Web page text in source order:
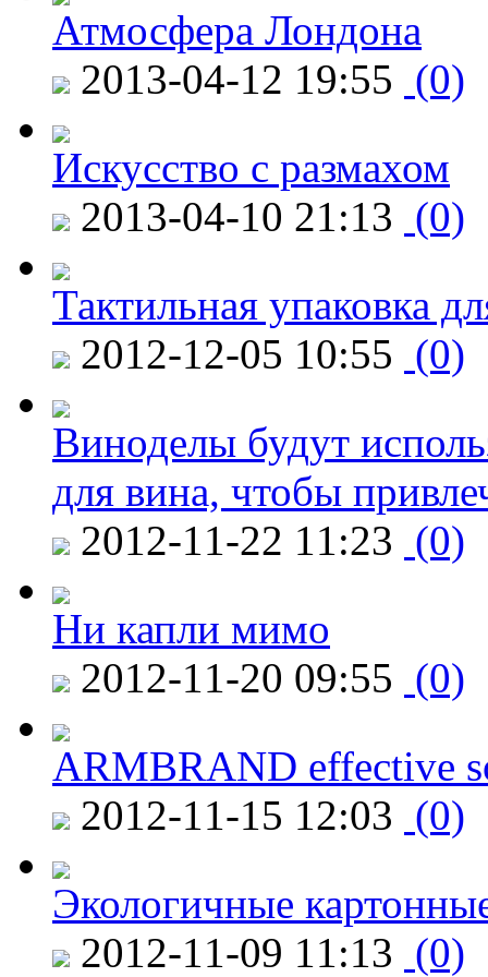
Атмосфера Лондона
2013-04-12 19:55 (0)
Искусство с размахом
2013-04-10 21:13 (0)
Тактильная упаковка
2012-12-05 10:55 (0)
Виноделы будут
для вина, чтобы
2012-11-22 11:23 (0)
Ни капли мимо
2012-11-20 09:55 (0)
ARMBRAND effective
2012-11-15 12:03 (0)
Экологичные
2012-11-09 11:13 (0)